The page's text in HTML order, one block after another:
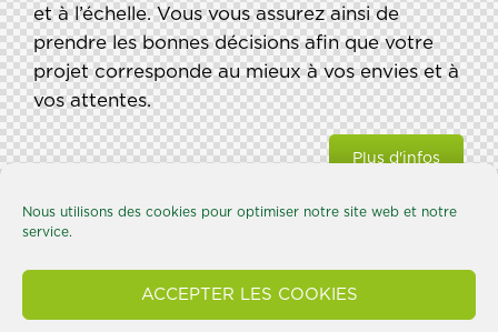
Nous utilisons des cookies pour optimiser notre site web et notre
service.
ACCEPTER LES COOKIES
et à l’échelle. Vous vous assurez ainsi de
prendre les bonnes décisions afin que votre
projet corresponde au mieux à vos envies et à
vos attentes.
Plus d'infos